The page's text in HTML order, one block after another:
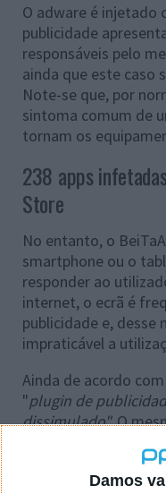
Damos
O adware é injetado
publicidade
responsáveis pelo
ainda que este caso
Note-se que, por
sintoma comum de
tornam os
238 apps
Store
No entanto, o
smartphone ou o
responder ao
internet, o ecrã é
publicidade e,
impraticável a
Ainda de acordo
"plugin de
dissimulado".O
várias apps
mais populares é o
na Google Play